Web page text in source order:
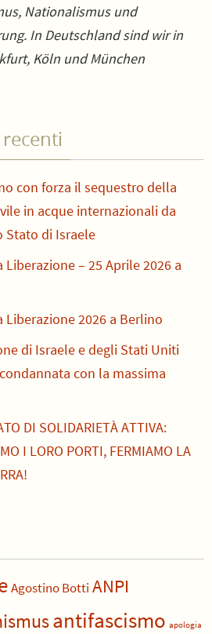
Nationalismus und
In Deutschland sind wir in
Köln und München
con forza il sequestro della
in acque internazionali da
Stato di Israele
Liberazione – 25 Aprile 2026 a
Liberazione 2026 a Berlino
di Israele e degli Stati Uniti
con la massima
DI SOLIDARIETÀ ATTIVA:
I LORO PORTI, FERMIAMO LA
Agostino Botti ANPI
antifascismo apologia